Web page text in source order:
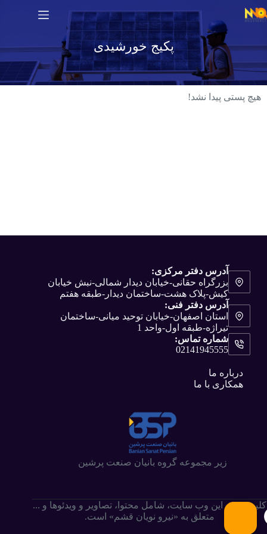
پکیج خورشیدی
هیچ پستی پیدا نشد!
آدرس دفتر مرکزی:
بزرگراه حقانی-خیابان دیدار شمالی-نبش خیابان
کیش-پلاک هشت-ساختمان دیدار-طبقه هفتم
آدرس دفتر فنی:
استان اصفهان-خیابان توحید میانی-ساختمان
تیراژه-طبقه اول-واحد 1
شماره تماس:
02141945555
درباره ما
همکاری با ما
زیر مجموعه گروه بانیان صنعت پرشین
کلیه حقوق این وب سایت،‌ شامل محتوا، تصاویر و ویدئوها و ...
متعلق به «نیرو نویان قشم» است.